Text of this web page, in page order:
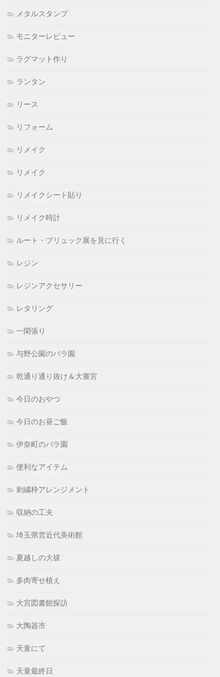
メタルスタンプ
モニターレビュー
ラグマット作り
ランタン
リース
リフォーム
リメイク
リメイク
リメイクシート貼り
リメイク時計
ルート・ブリュック展を見に行く
レジン
レジンアクセサリー
レタリング
一閑張り
与野公園のバラ園
乾通り通り抜け＆大嘗宮
今日のおやつ
今日のお昼ご飯
伊奈町のバラ園
便利なアイテム
刺繍枠アレンジメント
収納の工夫
埼玉県営近代美術館
夏越しの大祓
多肉寄せ植え
大宮図書館探訪
大陶器市
天童にて
天童最終日